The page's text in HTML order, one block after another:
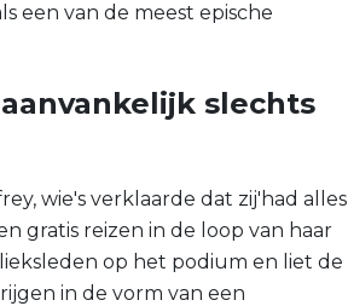
een van de meest epische
slechts
wie's verklaarde dat zij'had alles
gratis reizen in de loop van haar
op het podium en liet de
in de vorm van een